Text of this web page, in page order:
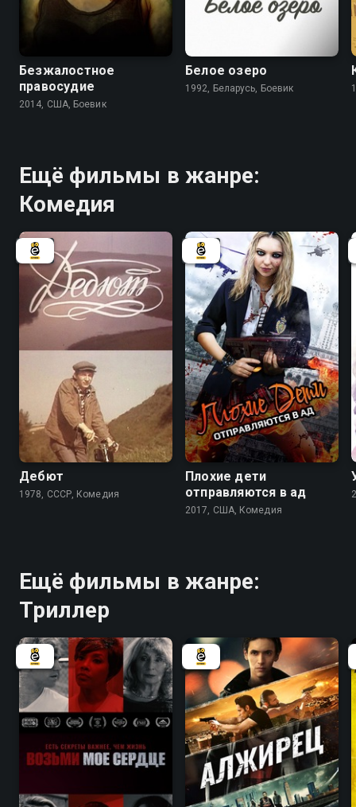
3.9
Безжалостное
правосудие
2014, США, Боевик
Белое озеро
1992, Беларусь, Боевик
Ещё фильмы в жанре:
Комедия
6.9
Дебют
1978, СССР, Комедия
4.8 4.7
Плохие дети
отправляются в ад
2017, США, Комедия
Ещё фильмы в жанре:
Триллер